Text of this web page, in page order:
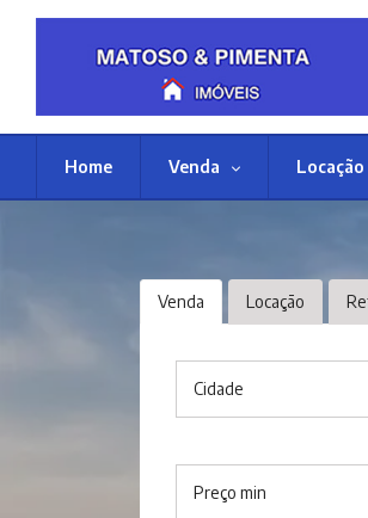
Home Venda Locação
Venda Locação
Cidade
Preço min